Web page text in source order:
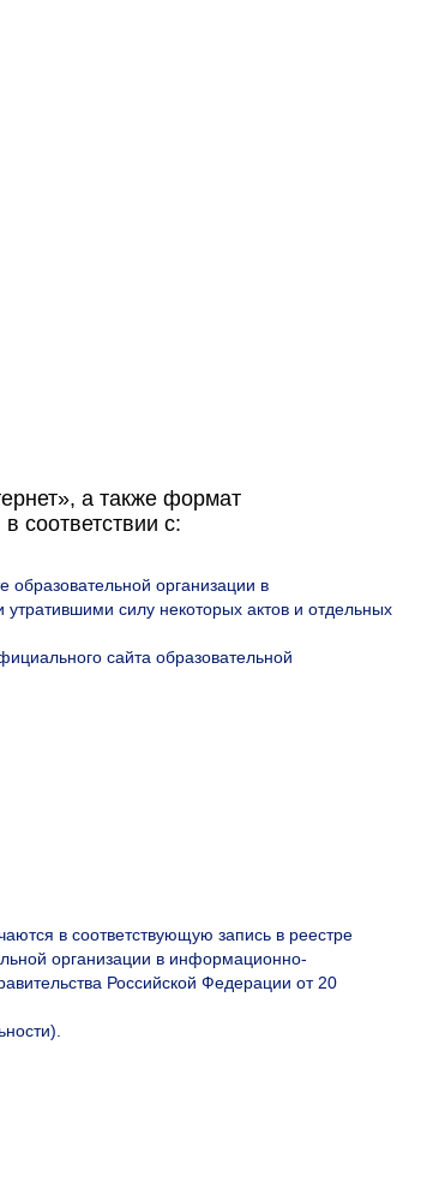
а также формат
соответствии с:
организации в
силу некоторых актов и отдельных
сайта образовательной
в соответствующую запись в реестре
организации в информационно-
Российской Федерации от 20